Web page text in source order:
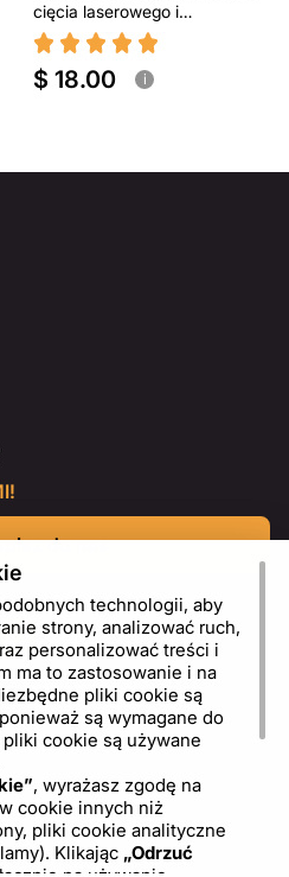
cięcia laserowego i
plazmowego
$ 18.00 i
do nas
- US Dollar ($)
technologii, aby
strony, analizować ruch,
personalizować treści i
ma to zastosowanie i na
pliki cookie są
są wymagane do
pliki cookie są używane
, wyrażasz zgodę na
cookie innych niż
pliki cookie analityczne
Klikając „Odrzuć